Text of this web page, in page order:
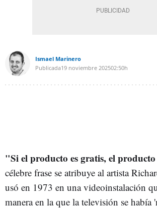
Ismael Marinero
Publicada19 noviembre 202502:50h
"Si el producto es gratis, el
célebre frase se atribuye al artista
usó en 1973 en una videoinstalación
manera en la que la televisión se había